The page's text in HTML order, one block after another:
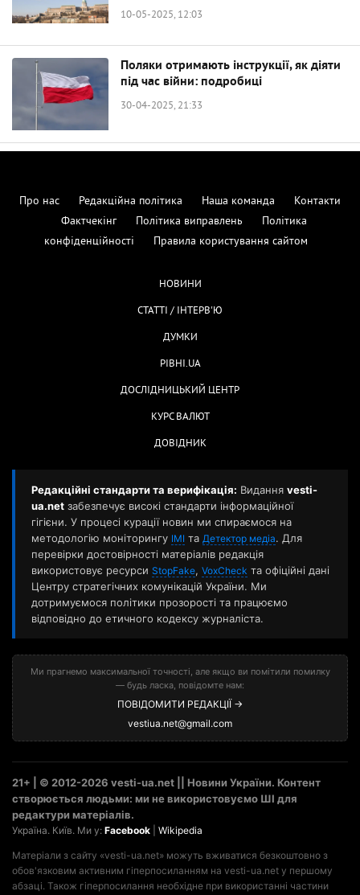
10-05-2025, 12:03
Поляки отримають інструкції, як діяти
під час війни: подробиці
30-04-2025, 21:33
Про нас Редакційна політика Наша команда
Контакти
Фактчекінг
Політика виправлень
Політика
конфіденційності
Правила користування сайтом
НОВИНИ
СТАТТІ / ІНТЕРВ'Ю
ДУМКИ
РІВНІ.UA
ДОСЛІДНИЦЬКИЙ ЦЕНТР
КУРС ВАЛЮТ
ДОВІДНИК
Редакційні стандарти та верифікація: Видання vesti-
ua.net забезпечує високі стандарти інформаційної
гігієни. У процесі курації новин ми спираємося на
методологію моніторингу ІМІ та Детектор медіа. Для
перевірки достовірності матеріалів редакція
використовує ресурси StopFake, VoxCheck та офіційні дані
Центру стратегічних комунікацій України. Ми
дотримуємося політики прозорості та працюємо
відповідно до етичного кодексу журналіста.
Ми прагнемо максимальної точності, але якщо ви помітили помилку
— будь ласка, повідомте нам:
ПОВІДОМИТИ РЕДАКЦІЇ →
vestiua.net@gmail.com
21+ | © 2012-2026 vesti-ua.net || Новини України. Контент
створюється людьми: ми не використовуємо ШІ для
редактури матеріалів.
Україна. Київ. Ми у: Facebook Wikipedia
Матеріали з сайту «vesti-ua.net» можуть вживатися безкоштовно з
обов'язковим активним гіперпосиланням на vesti-ua.net у першому
абзаці. Також гіперпосилання необхідне при використанні частини